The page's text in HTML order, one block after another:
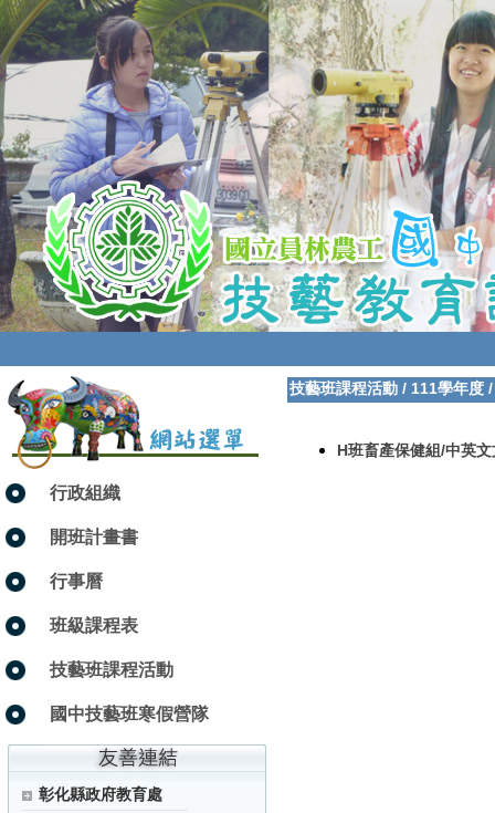
行政組織
開班計畫書
行事曆
班級課程表
技藝班課程活動
國中技藝班寒假營隊
彰化縣政府教育處
技藝班課程活動 / 111學年度
H班畜產保健組/中英